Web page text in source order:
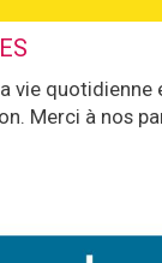
vie quotidienne
Merci à nos